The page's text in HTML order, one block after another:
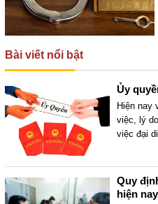
Bài viết nổi bật
Ủy
Hiện nay
việc, lý
việc đại
Quy
hiện nay